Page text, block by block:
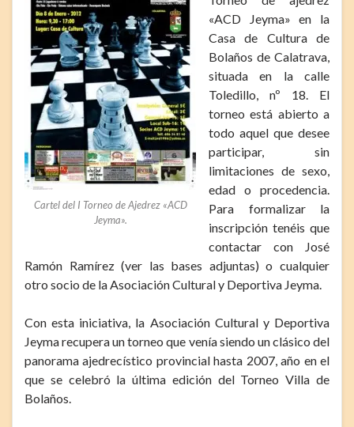
Cartel del I Torneo de Ajedrez «ACD
Jeyma».
«ACD Jeyma» en la
Casa de Cultura de
Bolaños de Calatrava,
situada en la calle
Toledillo, nº 18. El
torneo está abierto a
todo aquel que desee
participar, sin
limitaciones de sexo,
edad o procedencia.
Para formalizar la
inscripción tenéis que
contactar con José
Ramón Ramírez (ver las bases adjuntas) o cualquier
otro socio de la Asociación Cultural y Deportiva Jeyma.
Con esta iniciativa, la Asociación Cultural y Deportiva
Jeyma recupera un torneo que venía siendo un clásico del
panorama ajedrecístico provincial hasta 2007, año en el
que se celebró la última edición del Torneo Villa de
Bolaños.